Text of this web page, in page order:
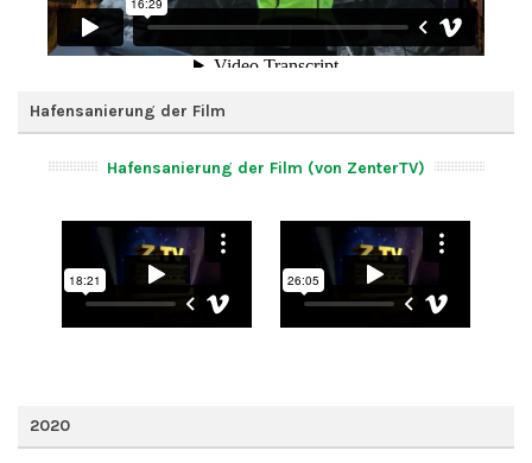
Hafensanierung der Film
Hafensanierung der Film (von ZenterTV)
2020